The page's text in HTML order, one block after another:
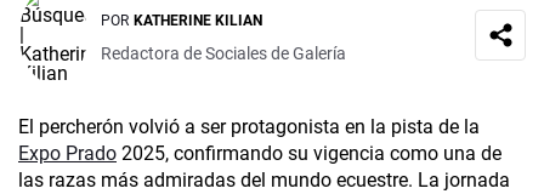
POR KATHERINE KILIAN
Redactora de Sociales de Galería
El percherón volvió a ser protagonista en la pista de la
Expo Prado 2025, confirmando su vigencia como una de
las razas más admiradas del mundo ecuestre. La jornada